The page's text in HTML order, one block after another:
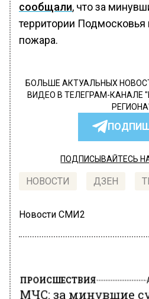
сообщали, что за
территории
пожара.
БОЛЬШЕ АКТУАЛЬНЫХ
ВИДЕО В ТЕЛЕГРАМ-КАНАЛЕ
ПОДПИСЫВАЙТЕСЬ
НОВОСТИ ДЗЕН
Новости СМИ2
ПРОИСШЕСТВИЯ
МЧС: за минувшие